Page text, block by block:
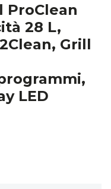
ProClean
28 L,
Grill
LED